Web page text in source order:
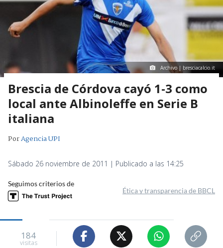
Archivo | bresciacalcio.it
Brescia de Córdova cayó 1-3 como
local ante Albinoleffe en Serie B
italiana
PorAgencia UPI
Sábado 26 noviembre de 2011 | Publicado a las 14:25
Seguimos criterios de
Ética y transparencia de BBCL
184
visitas